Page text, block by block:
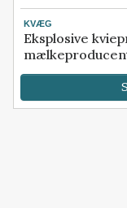
KVÆG
Eksplosive